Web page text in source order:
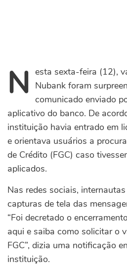
Nesta sexta-feira (12),
Nubank foram
comunicado enviado
aplicativo do banco. De
instituição havia entrado em
e orientava usuários a
de Crédito (FGC) caso
aplicados.
Nas redes sociais,
capturas de tela das
“Foi decretado o
aqui e saiba como solicitar o
FGC”, dizia uma notificação
instituição.